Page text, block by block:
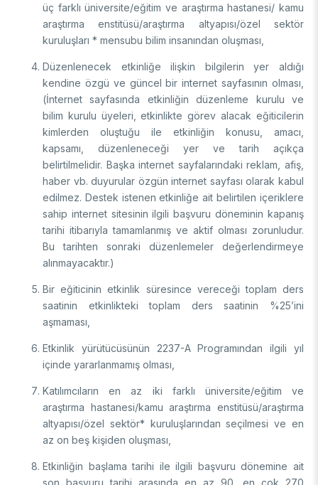
üç farklı üniversite/eğitim ve araştırma hastanesi/ kamu
araştırma enstitüsü/araştırma altyapısı/özel sektör
kuruluşları * mensubu bilim insanından oluşması,
Düzenlenecek etkinliğe ilişkin bilgilerin yer aldığı
kendine özgü ve güncel bir internet sayfasının olması,
(İnternet sayfasında etkinliğin düzenleme kurulu ve
bilim kurulu üyeleri, etkinlikte görev alacak eğiticilerin
kimlerden oluştuğu ile etkinliğin konusu, amacı,
kapsamı, düzenleneceği yer ve tarih açıkça
belirtilmelidir. Başka internet sayfalarındaki reklam, afiş,
haber vb. duyurular özgün internet sayfası olarak kabul
edilmez. Destek istenen etkinliğe ait belirtilen içeriklere
sahip internet sitesinin ilgili başvuru döneminin kapanış
tarihi itibarıyla tamamlanmış ve aktif olması zorunludur.
Bu tarihten sonraki düzenlemeler değerlendirmeye
alınmayacaktır.)
Bir eğiticinin etkinlik süresince vereceği toplam ders
saatinin etkinlikteki toplam ders saatinin %25’ini
aşmaması,
Etkinlik yürütücüsünün 2237-A Programından ilgili yıl
içinde yararlanmamış olması,
Katılımcıların en az iki farklı üniversite/eğitim ve
araştırma hastanesi/kamu araştırma enstitüsü/araştırma
altyapısı/özel sektör* kuruluşlarından seçilmesi ve en
az on beş kişiden oluşması,
Etkinliğin başlama tarihi ile ilgili başvuru dönemine ait